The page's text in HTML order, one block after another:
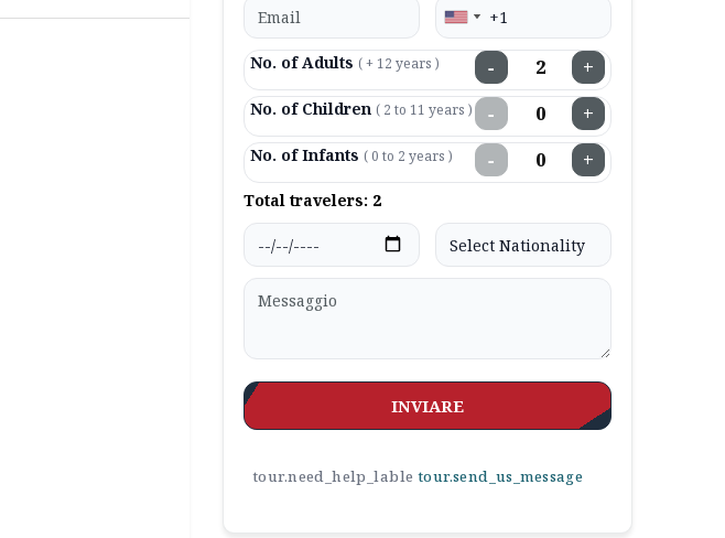
No. of Adults ( + 12 years ) − +
No. of Children ( 2 to 11 years ) − +
No. of Infants ( 0 to 2 years ) − +
Total travelers: 2
INVIARE
tour.need_help_lable tour.send_us_message